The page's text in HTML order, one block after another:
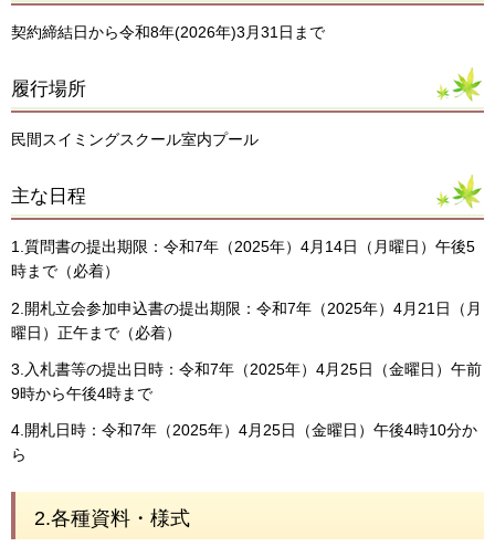
契約締結日から令和8年(2026年)3月31日まで
履行場所
民間スイミングスクール室内プール
主な日程
1.質問書の提出期限：令和7年（2025年）4月14日（月曜日）午後5
時まで（必着）
2.開札立会参加申込書の提出期限：令和7年（2025年）4月21日（月
曜日）正午まで（必着）
3.入札書等の提出日時：令和7年（2025年）4月25日（金曜日）午前
9時から午後4時まで
4.開札日時：令和7年（2025年）4月25日（金曜日）午後4時10分か
ら
2.各種資料・様式